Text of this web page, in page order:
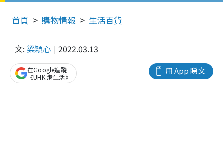
首頁 購物情報 生活百貨
文: 梁穎心 2022.03.13
用 App 睇文
在Google追蹤
《UHK 港生活》